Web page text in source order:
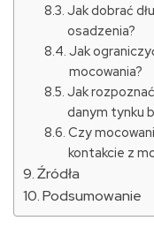
Jak dobrać
osadzenia?
Jak
mocowania?
Jak
danym tynku
Czy
kontakcie z
Źródła
Podsumowanie